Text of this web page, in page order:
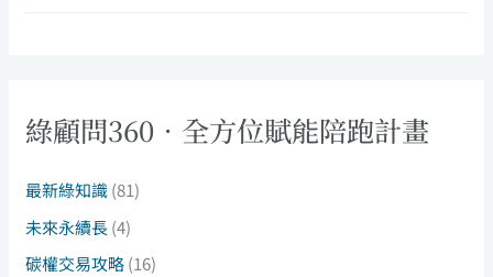
綠顧問360．全方位賦能陪跑計畫
最新綠知識(81)
未來永續長(4)
碳權交易攻略(16)